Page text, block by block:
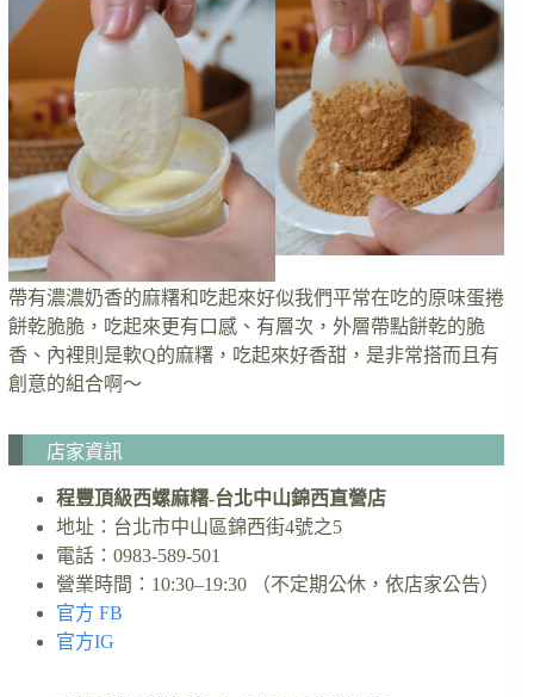
帶有濃濃奶香的麻糬和吃起來好似我們平常在吃的原味蛋捲
餅乾脆脆，吃起來更有口感、有層次，外層帶點餅乾的脆
香、內裡則是軟Q的麻糬，吃起來好香甜，是非常搭而且有
創意的組合啊～
店家資訊
程豐頂級西螺麻糬-台北中山錦西直營店
地址：台北市中山區錦西街4號之5
電話：0983-589-501
營業時間：10:30–19:30 （不定期公休，依店家公告）
官方 FB
官方IG